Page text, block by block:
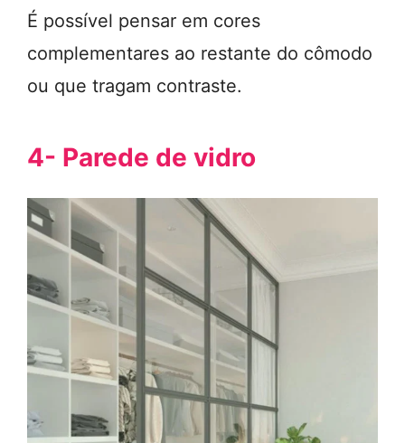
É possível pensar em cores
complementares ao restante do cômodo
ou que tragam contraste.
4- Parede de vidro